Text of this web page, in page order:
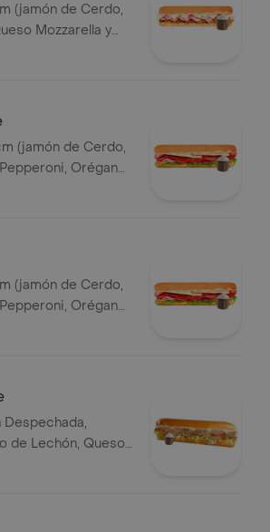
(jamón de Cerdo,
Mozzarella y
(jamón de Cerdo,
Orégano,
Queso Mozzarella,
(jamón de Cerdo,
Orégano,
Queso Mozzarella,
de Lechón, Queso
y Salsa de Ajo